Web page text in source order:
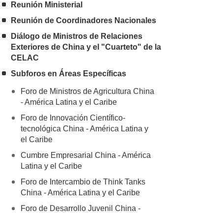
Reunión Ministerial
Reunión de Coordinadores Nacionales
Diálogo de Ministros de Relaciones
Exteriores de China y el "Cuarteto" de la
CELAC
Subforos en Áreas Específicas
Foro de Ministros de Agricultura China
- América Latina y el Caribe
Foro de Innovación Científico-
tecnológica China - América Latina y
el Caribe
Cumbre Empresarial China - América
Latina y el Caribe
Foro de Intercambio de Think Tanks
China - América Latina y el Caribe
Foro de Desarrollo Juvenil China -